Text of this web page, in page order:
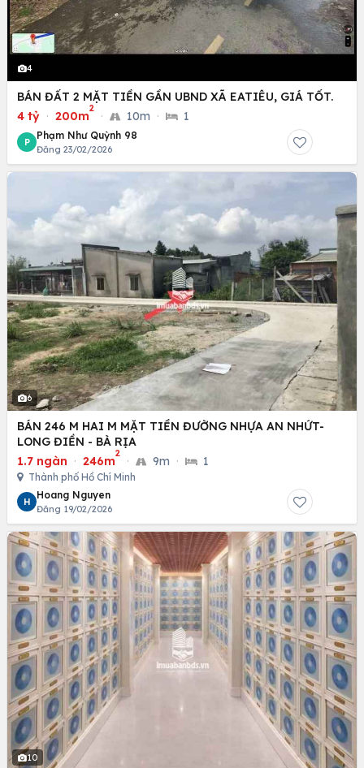
4
BÁN ĐẤT 2 MẶT TIỀN GẦN UBND XÃ EATIÊU, GIÁ TỐT.
4 tỷ · 200m
2
· 10m · 1
P
Phạm Như Quỳnh 98
Đăng 23/02/2026
6
BÁN 246 M HAI M MẶT TIỀN ĐƯỜNG NHỰA AN NHỨT-
LONG ĐIỀN - BÀ RỊA
1.7 ngàn · 246m
2
· 9m · 1
Thành phố Hồ Chí Minh
H
Hoang Nguyen
Đăng 19/02/2026
10